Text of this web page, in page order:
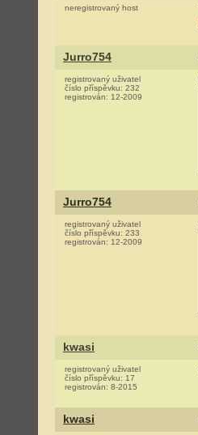
neregistrovaný host
Jurro754
registrovaný uživatel
číslo příspěvku: 232
registrován: 12-2009
Jurro754
registrovaný uživatel
číslo příspěvku: 233
registrován: 12-2009
kwasi
registrovaný uživatel
číslo příspěvku: 17
registrován: 8-2015
kwasi